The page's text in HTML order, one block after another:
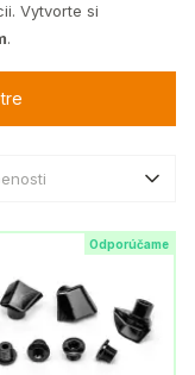
Vytvorte si
.
Odporúčame